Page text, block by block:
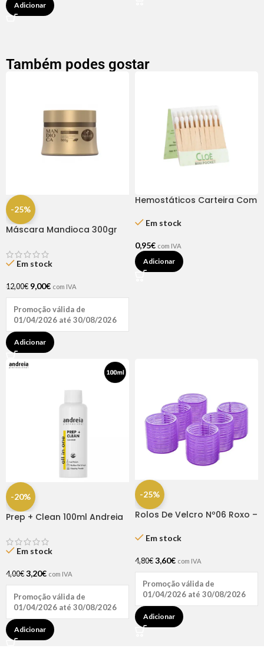
Adicionar
Também podes gostar
-25%
Máscara Mandioca 300gr
Em stock
12,00€ 9,00€ com IVA
Promoção válida de
01/04/2026 até 30/08/2026
Adicionar
Hemostáticos Carteira Com
Em stock
0,95€ com IVA
Adicionar
-20%
Prep + Clean 100ml Andreia
Em stock
4,00€ 3,20€ com IVA
Promoção válida de
01/04/2026 até 30/08/2026
Adicionar
-25%
Rolos De Velcro Nº06 Roxo –
Em stock
4,80€ 3,60€ com IVA
Promoção válida de
01/04/2026 até 30/08/2026
Adicionar